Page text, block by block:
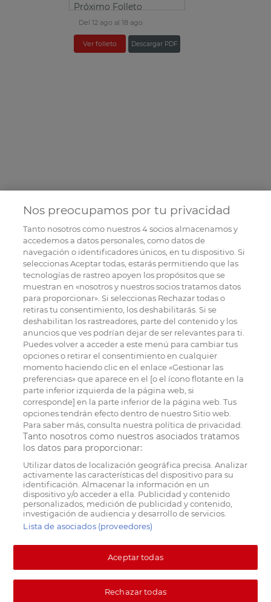
Próximo Folleto
Del 12 ago al 18 ago
Ver folleto Descargar PDF
Nos preocupamos por tu privacidad
Tanto nosotros como nuestros4socios almacenamos y
accedemos a datos personales, como datos de
navegación o identificadores únicos, en tu dispositivo. Si
seleccionas Aceptar todas, estarás permitiendo que las
tecnologías de rastreo apoyen los propósitos que se
muestran en «nosotros y nuestros socios tratamos datos
para proporcionar». Si seleccionas Rechazar todas o
retiras tu consentimiento, los deshabilitarás. Si se
deshabilitan los rastreadores, parte del contenido y los
anuncios que ves podrían dejar de ser relevantes para ti.
Puedes volver a acceder a este menú para cambiar tus
opciones o retirar el consentimiento en cualquier
momento haciendo clic en el enlace «Gestionar las
preferencias» que aparece en el [o el ícono flotante en la
parte inferior izquierda de la página web, si
corresponde] en la parte inferior de la página web. Tus
opciones tendrán efecto dentro de nuestro Sitio web.
Para saber más, consulta nuestra política de privacidad.
Tanto nosotros como nuestros asociados tratamos
los datos para proporcionar:
Utilizar datos de localización geográfica precisa. Analizar
activamente las características del dispositivo para su
identificación. Almacenar la información en un
dispositivo y/o acceder a ella. Publicidad y contenido
personalizados, medición de publicidad y contenido,
investigación de audiencia y desarrollo de servicios.
Lista de asociados (proveedores)
Aceptar todas
Rechazar todas